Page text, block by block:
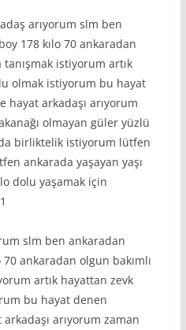
arıyorum slm ben
178 kılo 70 ankaradan
istiyorum artık
olmak istiyorum bu hayat
arkadaşı arıyorum
olmayan güler yüzlü
birliktelik istiyorum lütfen
ankarada yaşayan yaşı
dolu yaşamak için
slm ben ankaradan
ankaradan olgun bakımlı
artık hayattan zevk
bu hayat denen
arıyorum zaman